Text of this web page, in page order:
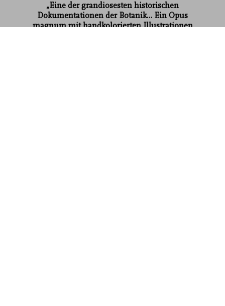
„Eine der grandiosesten historischen
Dokumentationen der Botanik… Ein Opus
magnum mit handkolorierten Illustrationen